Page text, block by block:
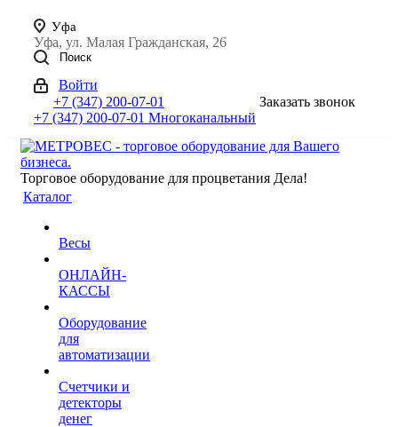
Уфа
Уфа, ул. Малая Гражданская, 26
Поиск
Войти
+7 (347) 200-07-01
+7 (347) 200-07-01 Многоканальный
Заказать звонок
Торговое оборудование для процветания Дела!
Каталог
Весы
ОНЛАЙН-
КАССЫ
Оборудование
для
автоматизации
Счетчики и
детекторы
денег